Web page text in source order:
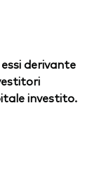
derivante
investito.